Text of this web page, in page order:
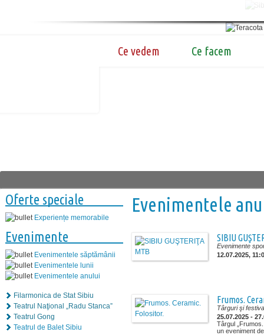
Ce vedem Ce facem
Oferte speciale
Experiențe memorabile
Evenimente
Evenimentele săptămânii
Evenimentele lunii
Evenimentele anului
Filarmonica de Stat Sibiu
Teatrul Naţional „Radu Stanca”
Teatrul Gong
Teatrul de Balet Sibiu
Evenimentele
SIBIU
Evenimente
12.07.2025,
Frumos.
Târguri şi
25.07.2025 -
Târgul
un eveniment